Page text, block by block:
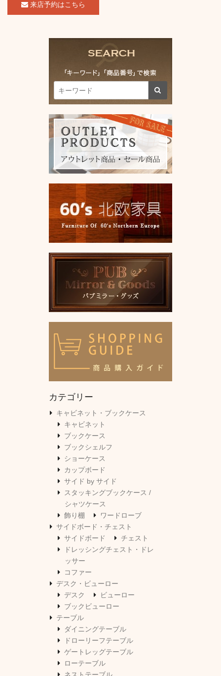
来店予約はこちら
カテゴリー
キャビネット・ブックケース
キャビネット
ブックケース
ブックシェルフ
ショーケース
カップボード
サイド by サイド
スタッキングブックケース /
シャツケース
飾り棚
ワードローブ
サイドボード・チェスト
サイドボード
チェスト
ドレッシングチェスト・ドレ
ッサー
コファー
デスク・ビューロー
デスク
ビューロー
ブックビューロー
テーブル
ダイニングテーブル
ドローリーフテーブル
ゲートレッグテーブル
ローテーブル